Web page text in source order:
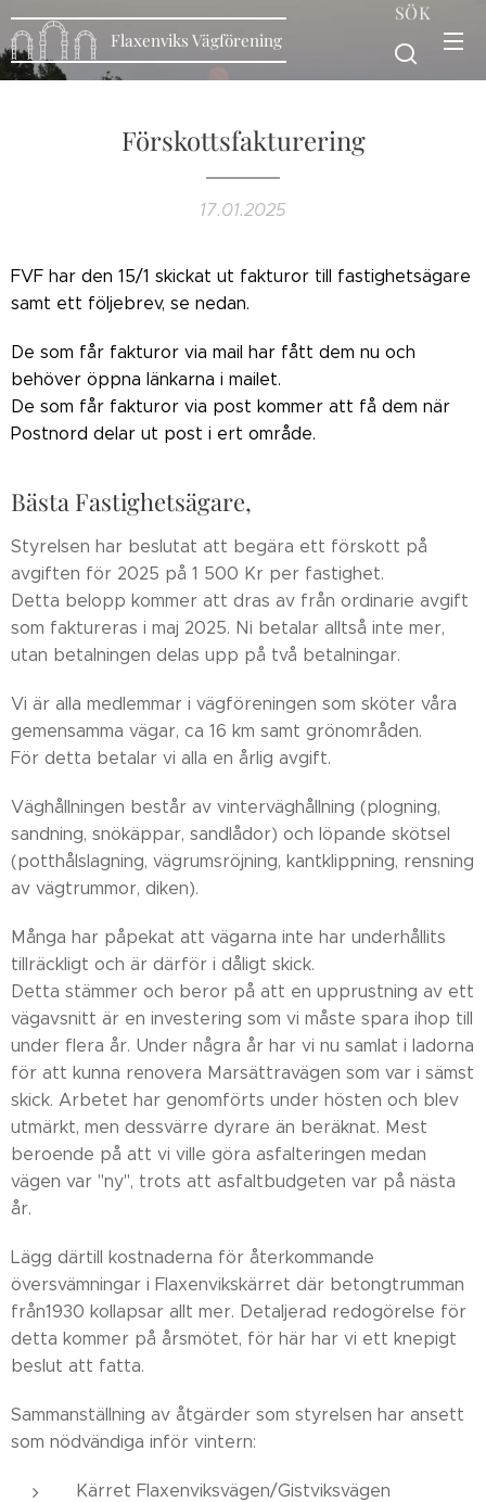
Flaxenviks Vägförening
SÖK
Förskottsfakturering
17.01.2025
FVF har den 15/1 skickat ut fakturor till fastighetsägare
samt ett följebrev, se nedan.
De som får fakturor via mail har fått dem nu och
behöver öppna länkarna i mailet.
De som får fakturor via post kommer att få dem när
Postnord delar ut post i ert område.
Bästa Fastighetsägare,
Styrelsen har beslutat att begära ett förskott på
avgiften för 2025 på 1 500 Kr per fastighet.
Detta belopp kommer att dras av från ordinarie avgift
som faktureras i maj 2025. Ni betalar alltså inte mer,
utan betalningen delas upp på två betalningar.
Vi är alla medlemmar i vägföreningen som sköter våra
gemensamma vägar, ca 16 km samt grönområden.
För detta betalar vi alla en årlig avgift.
Väghållningen består av vinterväghållning (plogning,
sandning, snökäppar, sandlådor) och löpande skötsel
(potthålslagning, vägrumsröjning, kantklippning, rensning
av vägtrummor, diken).
Många har påpekat att vägarna inte har underhållits
tillräckligt och är därför i dåligt skick.
Detta stämmer och beror på att en upprustning av ett
vägavsnitt är en investering som vi måste spara ihop till
under flera år. Under några år har vi nu samlat i ladorna
för att kunna renovera Marsättravägen som var i sämst
skick. Arbetet har genomförts under hösten och blev
utmärkt, men dessvärre dyrare än beräknat. Mest
beroende på att vi ville göra asfalteringen medan
vägen var "ny", trots att asfaltbudgeten var på nästa
år.
Lägg därtill kostnaderna för återkommande
översvämningar i Flaxenvikskärret där betongtrumman
från1930 kollapsar allt mer. Detaljerad redogörelse för
detta kommer på årsmötet, för här har vi ett knepigt
beslut att fatta.
Sammanställning av åtgärder som styrelsen har ansett
som nödvändiga inför vintern:
Kärret Flaxenviksvägen/Gistviksvägen